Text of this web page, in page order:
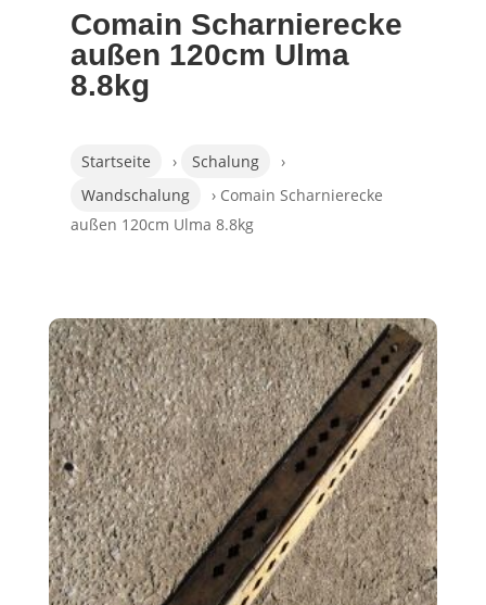
Comain Scharnierecke
außen 120cm Ulma
8.8kg
Startseite › Schalung
›
Wandschalung
› Comain Scharnierecke
außen 120cm Ulma 8.8kg